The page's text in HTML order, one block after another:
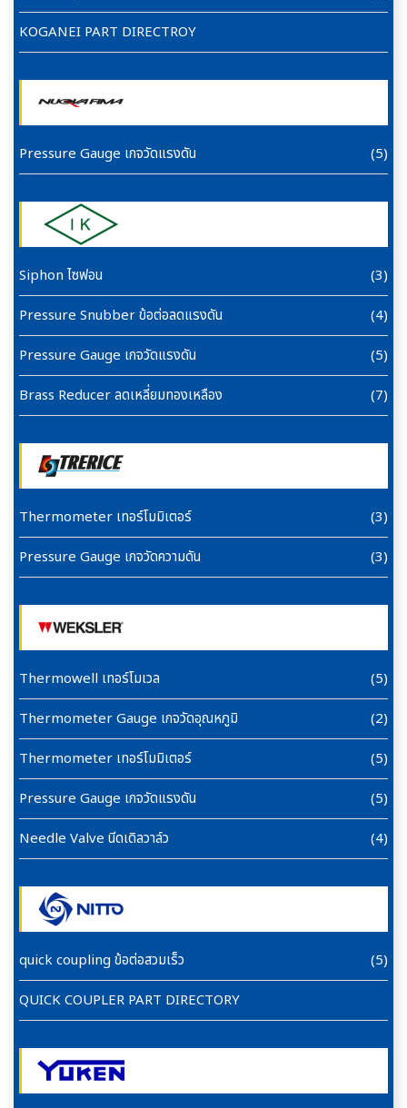
KOGANEI PART DIRECTROY
Pressure Gauge เกจวัดแรงดัน (5)
Siphon ไซฟอน
(3)
Pressure Snubber ข้อต่อลดแรงดัน
(4)
Pressure Gauge เกจวัดแรงดัน
(5)
Brass Reducer ลดเหลี่ยมทองเหลือง
(7)
Thermometer เทอร์โมมิเตอร์
(3)
Pressure Gauge เกจวัดความดัน
(3)
Thermowell เทอร์โมเวล
(5)
Thermometer Gauge เกจวัดอุณหภูมิ
(2)
Thermometer เทอร์โมมิเตอร์
(5)
Pressure Gauge เกจวัดแรงดัน
(5)
Needle Valve นีดเดิลวาล์ว
(4)
quick coupling ข้อต่อสวมเร็ว
(5)
QUICK COUPLER PART DIRECTORY